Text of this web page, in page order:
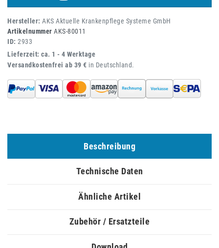
Hersteller: AKS Aktuelle Krankenpflege Systeme GmbH
Artikelnummer AKS-80011
ID: 2933
Lieferzeit: ca. 1 - 4 Werktage
Versandkostenfrei ab 39 € in Deutschland.
Beschreibung
Technische Daten
Ähnliche Artikel
Zubehör / Ersatzteile